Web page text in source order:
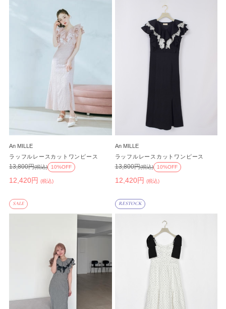
An MILLE
ラッフルレースカットワンピース
12,420円 (税込)
13,800円(税込) 10%OFF
An MILLE
ラッフルレースカットワンピース
12,420円 (税込)
13,800円(税込) 10%OFF
SALE RESTOCK